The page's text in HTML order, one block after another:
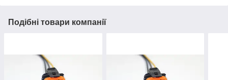
Подібні товари компанії